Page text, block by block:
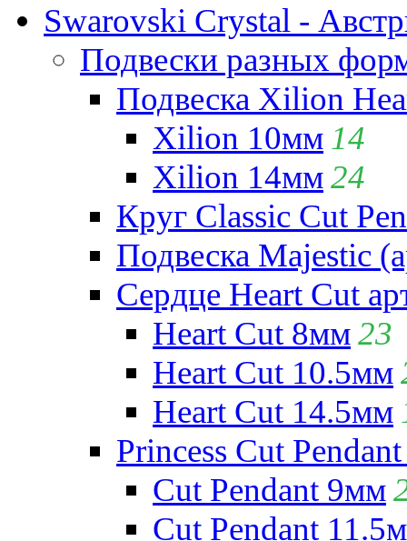
Swarovski Crystal -
Подвески разных
Подвеска Xilion
Xilion 10мм 14
Xilion 14мм24
Круг Classic Cut
Подвеска Majestic
Сердце Heart Cut
Heart Cut 8мм23
Heart Cut 10.5мм
Heart Cut 14.5мм
Princess Cut
Cut Pendant 9мм
Cut Pendant